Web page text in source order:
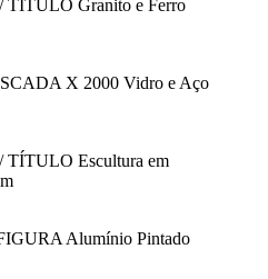
TÍTULO Granito e Ferro
X 2000 Vidro e Aço
TÍTULO Escultura em
Alumínio Pintado